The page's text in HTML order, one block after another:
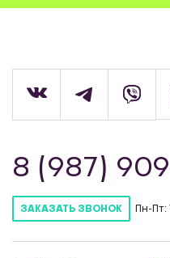
8 (987)
ЗАКАЗАТЬ ЗВОНОК Пн-Пт: